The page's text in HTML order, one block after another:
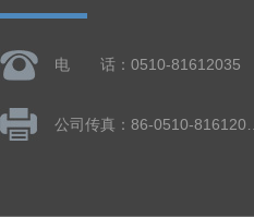
电 话：0510-81612035